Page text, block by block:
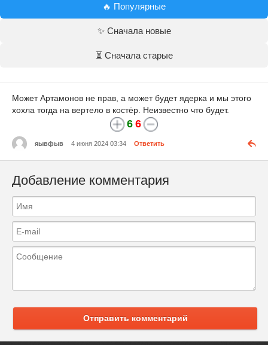
🔥 Популярные
✨ Сначала новые
⏳ Сначала старые
Может Артамонов не прав, а может будет ядерка и мы этого
хохла тогда на вертело в костёр. Неизвестно что будет.
6 6
яывфыв 4 июня 2024 03:34 Ответить
Добавление комментария
Отправить комментарий